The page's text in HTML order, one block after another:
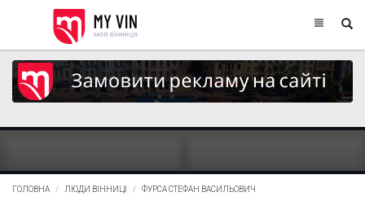
ГОЛОВНА ЛЮДИ ВІННИЦІ ФУРСА СТЕФАН ВАСИЛЬОВИЧ